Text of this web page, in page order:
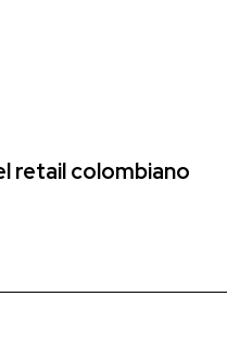
retail colombiano